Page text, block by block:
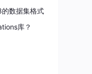
数据集格式
库？